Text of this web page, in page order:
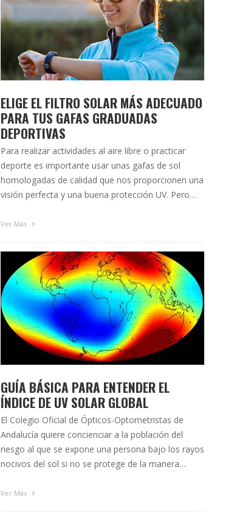
ELIGE EL FILTRO SOLAR MÁS ADECUADO
PARA TUS GAFAS GRADUADAS
DEPORTIVAS
Para realizar actividades al aire libre o practicar
deporte es importante usar unas gafas de sol
homologadas de calidad que nos proporcionen una
visión perfecta y una buena protección UV. Pero
para compensar nuestras ametropías, ¿qué tipo de
los …
Ver Más
GUÍA BÁSICA PARA ENTENDER EL
ÍNDICE DE UV SOLAR GLOBAL
El Colegio Oficial de Ópticos-Optometristas de
Andalucía quiere concienciar a la población del
riesgo al que se expone una persona bajo los rayos
nocivos del sol si no se protege de la manera
sobre el índice UV, cual es la numeración que fija el
Ver Más